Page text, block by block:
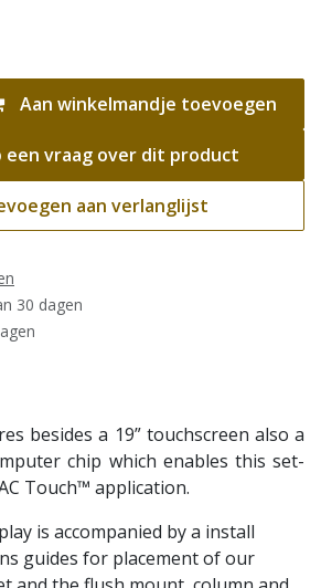
Aan winkelmandje toevoegen
een vraag over dit product
aan verlanglijst
30 dagen
besides a 19” touchscreen also a
chip which enables this set-
Touch™ application.
is accompanied by a install
guides for placement of our